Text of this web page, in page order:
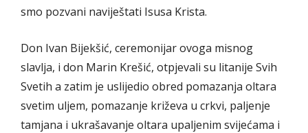
smo pozvani naviještati Isusa Krista.
Don Ivan Bijekšić, ceremonijar ovoga misnog
slavlja, i don Marin Krešić, otpjevali su litanije Svih
Svetih a zatim je uslijedio obred pomazanja oltara
svetim uljem, pomazanje križeva u crkvi, paljenje
tamjana i ukrašavanje oltara upaljenim svijećama i